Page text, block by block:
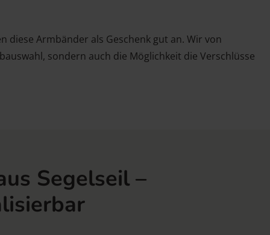
diese Armbänder als Geschenk gut an. Wir von
sondern auch die Möglichkeit die Verschlüsse
Segelseil –